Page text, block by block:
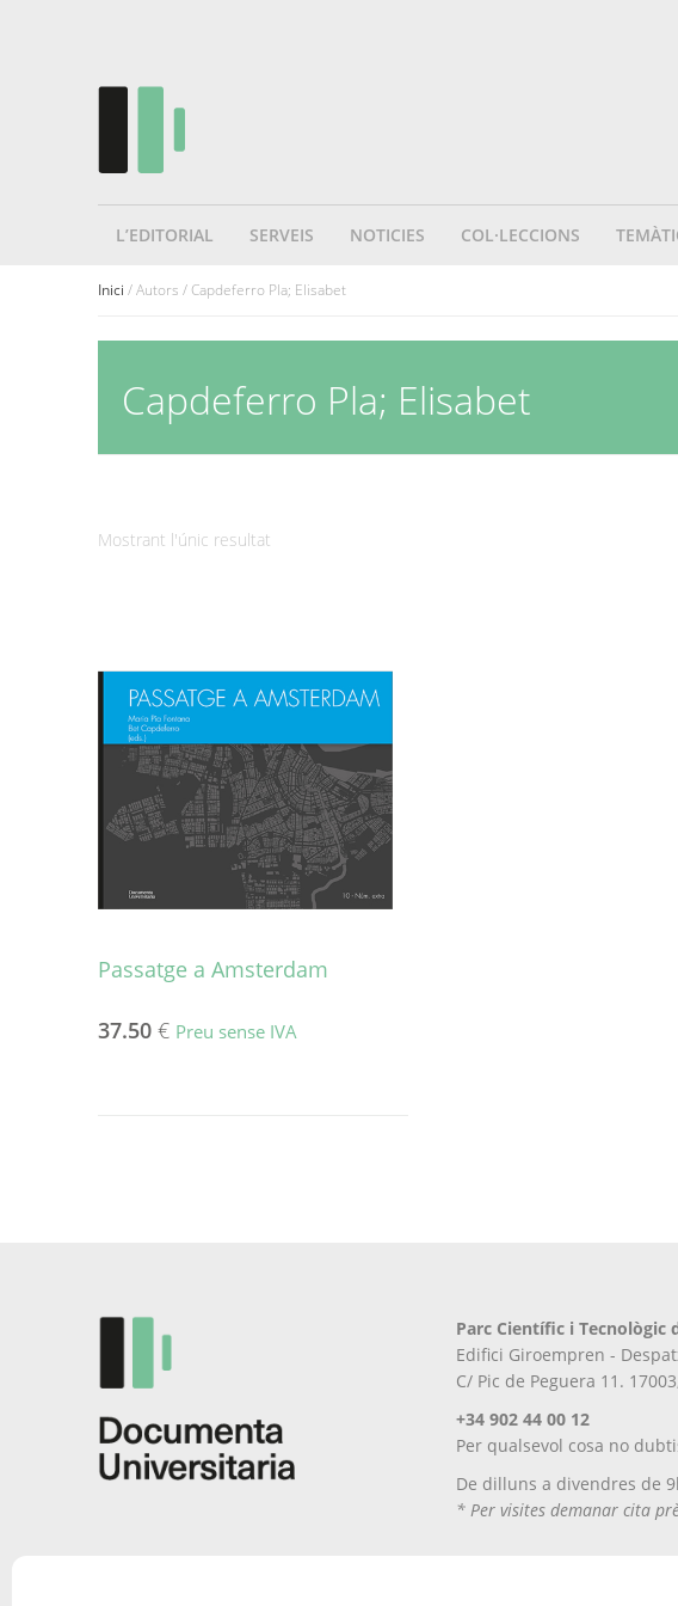
L’EDITORIAL SERVEIS NOTICIES COL·LECCIONS
Inici / Autors / Capdeferro Pla; Elisabet
Capdeferro Pla; Elisabet
Mostrant l'únic resultat
Passatge a Amsterdam
37.50 € Preu sense IVA
Parc Científic i Tecnològic
Edifici Giroempren -
C/ Pic de Peguera 11.
+34 902 44 00 12
Per qualsevol cosa no
De dilluns a divendres de
* Per visites demanar cita